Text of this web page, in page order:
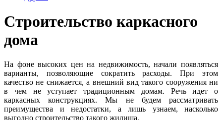
Строительство каркасного
дома
На фоне высоких цен на недвижимость, начали появляться
варианты, позволяющие сократить расходы. При этом
качество не снижается, а внешний вид такого сооружения ни
в чем не уступает традиционным домам. Речь идет о
каркасных конструкциях. Мы не будем рассматривать
преимущества и недостатки, а лишь узнаем, насколько
выгодно строительство такого жилища.